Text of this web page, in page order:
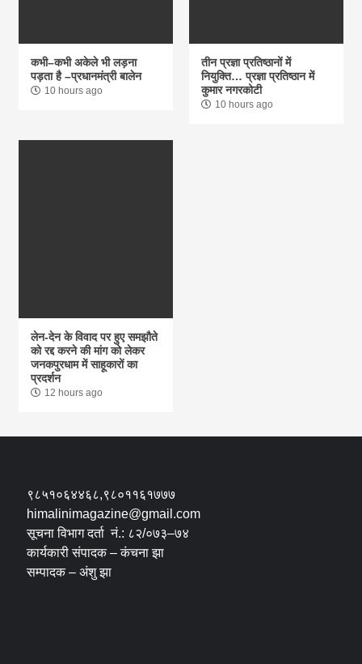
कभी–कभी अकेले भी लड़ना
पड़ता है –प्रधानमंत्री बालेन
10 hours ago
तीन प्रज्ञा प्रतिष्ठानों में
नियुक्ति… प्रज्ञा प्रतिष्ठान में
कुमार नगरकोटी
10 hours ago
लेन-देन के विवाद पर हुए समझौते
को रद्द करने की मांग को लेकर
जनकपुरधाम में साहूकारों का
प्रदर्शन
12 hours ago
९८५१०६४४६८,९८०११६१७७७
himalinimagazine@gmail.com
सूचना विभाग दर्ता नं.: ८२/०७३–७४
कार्यकारी संपादक – कंचना झा
सम्पादक – अंशु झा